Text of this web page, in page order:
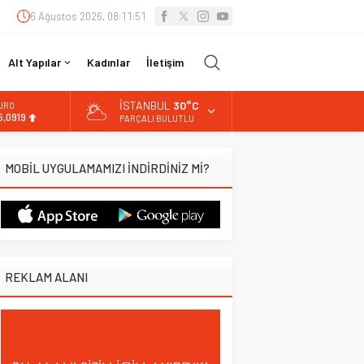
6 Ağustos 2026, 08:11:51
Alt Yapılar Kadınlar İletişim
İSTANBUL 30°C
PARÇALI BULUTLU
MOBİL UYGULAMAMIZI İNDİRDİNİZ Mİ?
REKLAM ALANI